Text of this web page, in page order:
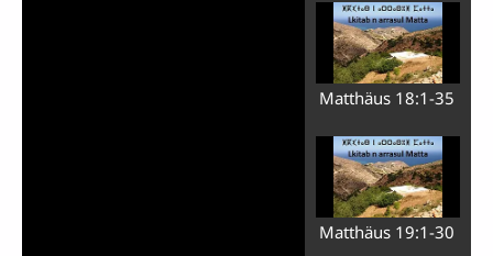
Matthäus 18:1-35
Matthäus 19:1-30